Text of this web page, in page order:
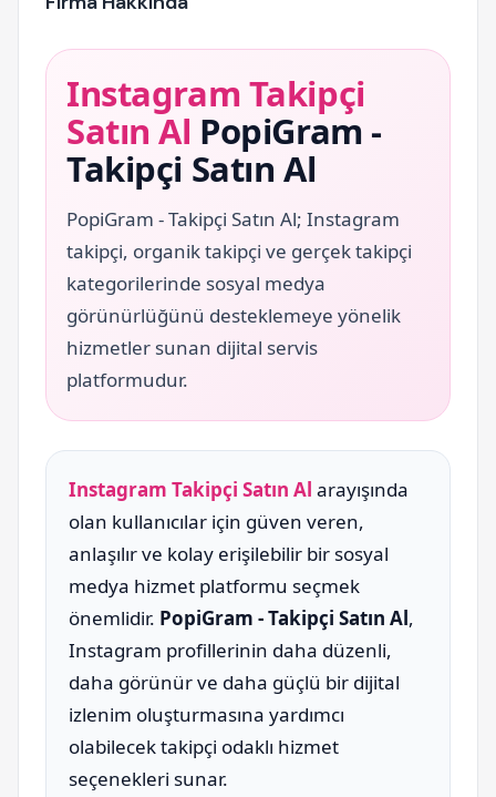
Instagram Takipçi
Satın Al PopiGram -
Takipçi Satın Al
PopiGram - Takipçi Satın Al; Instagram
takipçi, organik takipçi ve gerçek takipçi
kategorilerinde sosyal medya
görünürlüğünü desteklemeye yönelik
hizmetler sunan dijital servis
platformudur.
Instagram Takipçi Satın Al arayışında
olan kullanıcılar için güven veren,
anlaşılır ve kolay erişilebilir bir sosyal
medya hizmet platformu seçmek
önemlidir. PopiGram - Takipçi Satın Al,
Instagram profillerinin daha düzenli,
daha görünür ve daha güçlü bir dijital
izlenim oluşturmasına yardımcı
olabilecek takipçi odaklı hizmet
seçenekleri sunar.